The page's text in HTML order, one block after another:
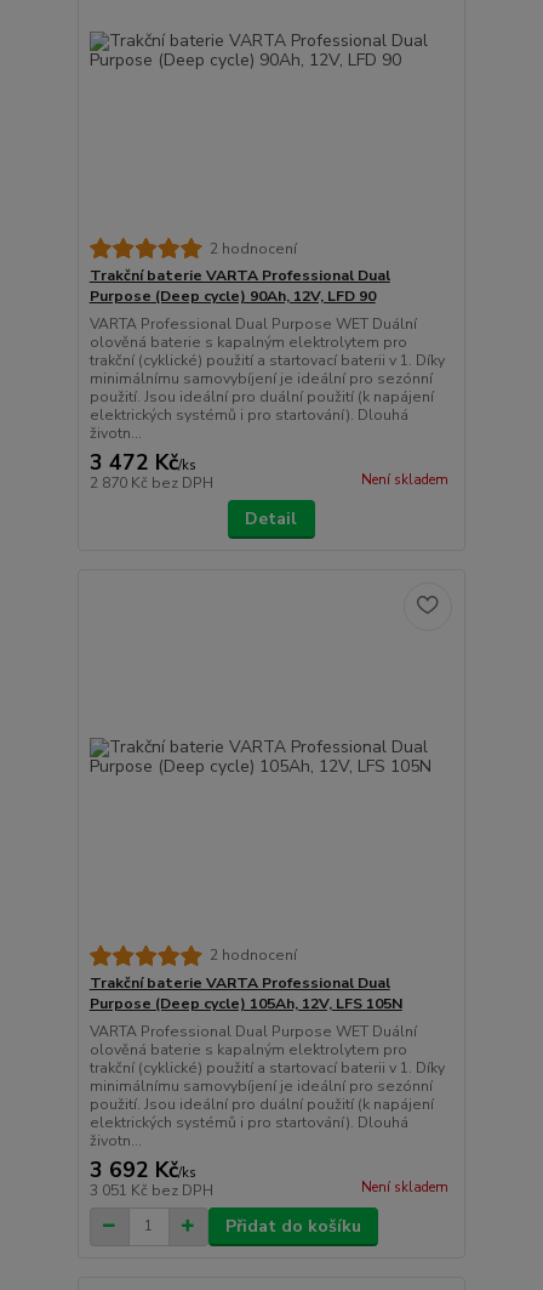
2 hodnocení
Trakční baterie VARTA Professional Dual
Purpose (Deep cycle) 90Ah, 12V, LFD 90
VARTA Professional Dual Purpose WET Duální
olověná baterie s kapalným elektrolytem pro
trakční (cyklické) použití a startovací baterii v 1. Díky
minimálnímu samovybíjení je ideální pro sezónní
použití. Jsou ideální pro duální použití (k napájení
elektrických systémů i pro startování). Dlouhá
životn...
3 472 Kč/ks
2 870 Kč bez DPH Není skladem
Detail
2 hodnocení
Trakční baterie VARTA Professional Dual
Purpose (Deep cycle) 105Ah, 12V, LFS 105N
VARTA Professional Dual Purpose WET Duální
olověná baterie s kapalným elektrolytem pro
trakční (cyklické) použití a startovací baterii v 1. Díky
minimálnímu samovybíjení je ideální pro sezónní
použití. Jsou ideální pro duální použití (k napájení
elektrických systémů i pro startování). Dlouhá
životn...
3 692 Kč/ks
3 051 Kč bez DPH Není skladem
Přidat do košíku